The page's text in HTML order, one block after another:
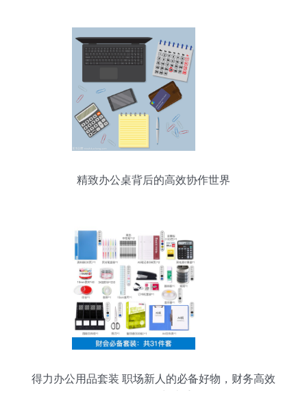
精致办公桌背后的高效协作世界
得力办公用品套装 职场新人的必备好物，财务高效